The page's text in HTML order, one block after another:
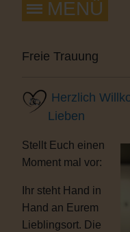
Freie Trauung
Herzlich
Lieben
Stellt Euch einen
Moment mal vor:
Ihr steht Hand in
Hand an Eurem
Lieblingsort. Die